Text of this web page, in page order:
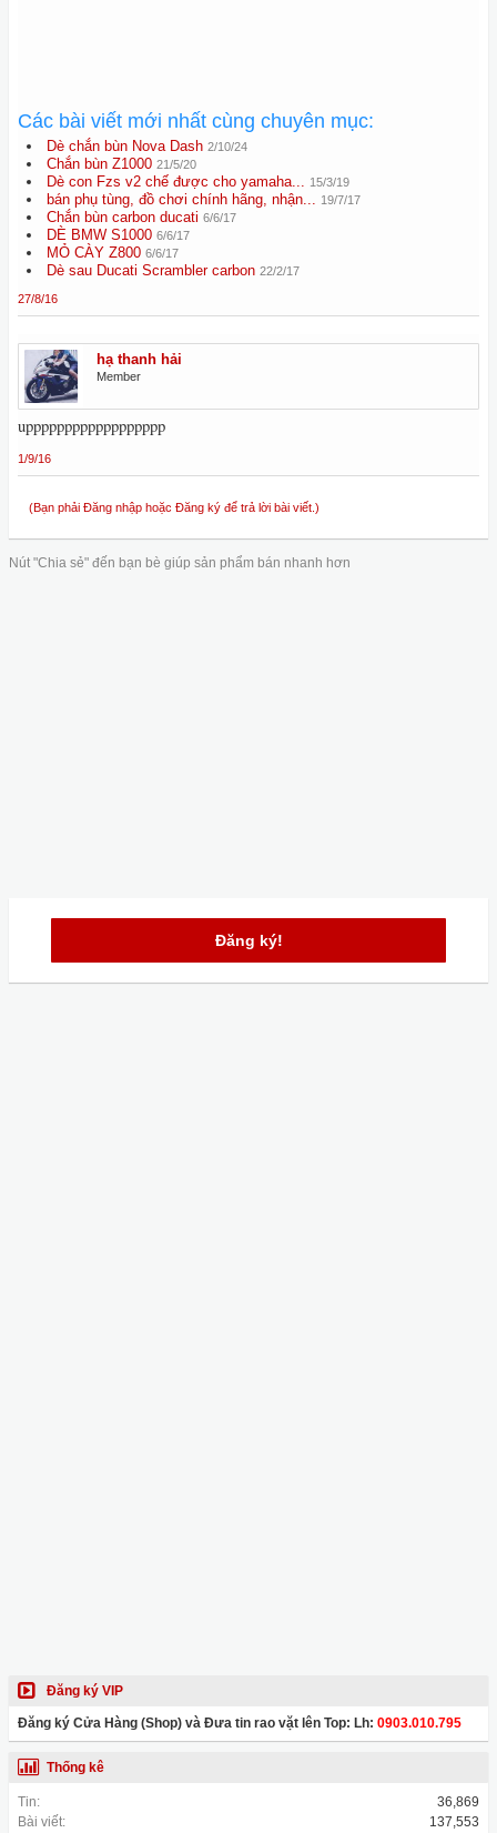
Các bài viết mới nhất cùng chuyên mục:
Dè chắn bùn Nova Dash 2/10/24
Chắn bùn Z1000 21/5/20
Dè con Fzs v2 chế được cho yamaha... 15/3/19
bán phụ tùng, đồ chơi chính hãng, nhận... 19/7/17
Chắn bùn carbon ducati 6/6/17
DÈ BMW S1000 6/6/17
MỎ CÀY Z800 6/6/17
Dè sau Ducati Scrambler carbon 22/2/17
27/8/16
hạ thanh hải
Member
upppppppppppppppppp
1/9/16
(Bạn phải Đăng nhập hoặc Đăng ký để trả lời bài viết.)
Nút "Chia sẻ" đến bạn bè giúp sản phẩm bán nhanh hơn
Đăng ký!
Đăng ký VIP
Đăng ký Cửa Hàng (Shop) và Đưa tin rao vặt lên Top: Lh: 0903.010.795
Thống kê
Tin:
36,869
Bài viết:
137,553